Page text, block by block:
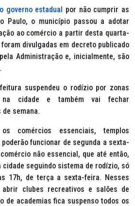
governo estadual por não cumprir as
Paulo, o município passou a adotar
ao comércio a partir desta quarta-
divulgadas em decreto publicado
Administração e, inicialmente, são
suspendeu o rodízio por zonas
cidade e também vai fechar
semana.
comércios essenciais, templos
funcionar de segunda a sexta-
não essencial, que até então,
cidade seguindo sistema de rodízio, só
17h, de terça a sexta-feira. Nesses
abrir clubes recreativos e salões de
de academias fica suspenso todos os